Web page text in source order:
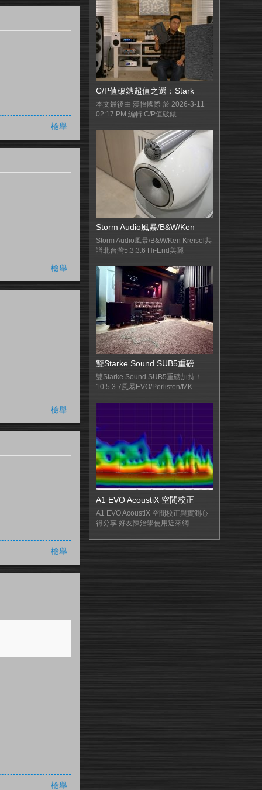
檢舉
檢舉
檢舉
檢舉
檢舉
C/P值破錶超值之選：Stark
本文最後由 漢怡國際 於 2026-3-11
02:17 PM 編輯 C/P值破錶
Storm Audio風暴/B&W/Ken
Storm Audio風暴/B&W/Ken Kreisel共
譜北台灣5.3.3.6 Hi-End美麗
雙Starke Sound SUB5重磅
雙Starke Sound SUB5重磅加持！-
10.5.3.7風暴EVO/Perlisten/MK
A1 EVO AcoustiX 空間校正
A1 EVO AcoustiX 空間校正與實測心
得分享 好友陳治學使用近來網